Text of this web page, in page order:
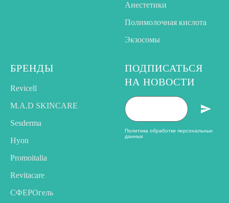
Анестетики
Полимолочная кислота
Экзосомы
БРЕНДЫ
Revicell
M.A.D SKINCARE
Sesderma
Hyon
Promoitalia
Revitacare
CФЕРОгель
ПОДПИСАТЬСЯ
НА НОВОСТИ
Политика обработки персональных
данных